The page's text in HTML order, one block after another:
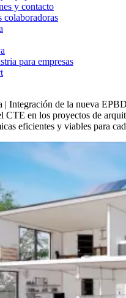
y contacto
colaboradoras
para empresas
| Integración de la nueva
CTE en los proyectos de
eficientes y viables para